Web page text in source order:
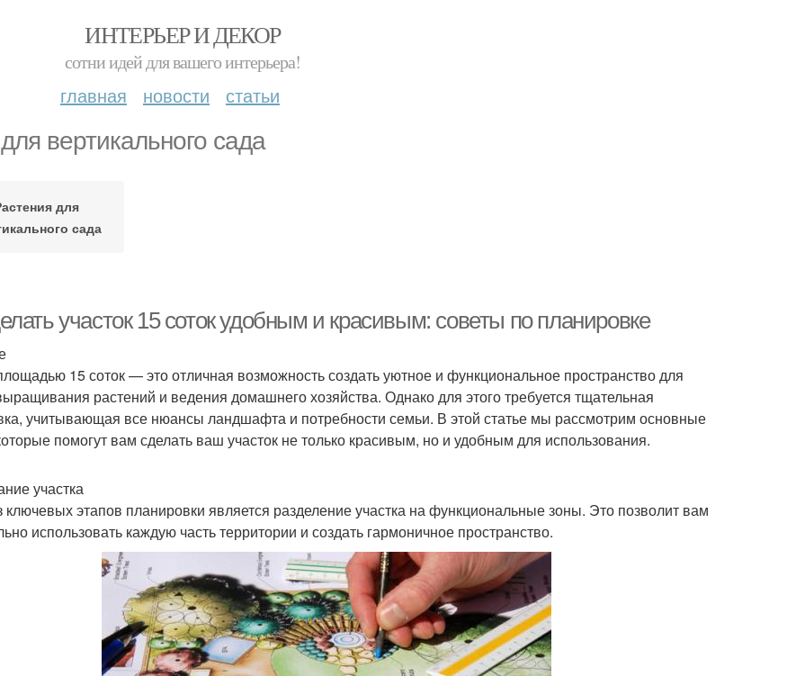
ИНТЕРЬЕР И ДЕКОР
сотни идей для вашего интерьера!
главная новости статьи
вертикального сада
для
сада
участок 15 соток удобным и красивым: советы по планировке
15 соток — это отличная возможность создать уютное и функциональное пространство для
растений и ведения домашнего хозяйства. Однако для этого требуется тщательная
учитывающая все нюансы ландшафта и потребности семьи. В этой статье мы рассмотрим основные
помогут вам сделать ваш участок не только красивым, но и удобным для использования.
участка
этапов планировки является разделение участка на функциональные зоны. Это позволит вам
использовать каждую часть территории и создать гармоничное пространство.